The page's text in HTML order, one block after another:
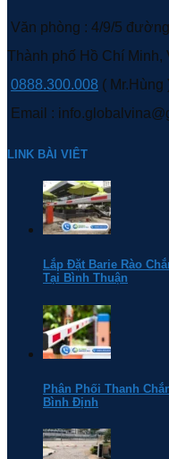
Văn phòng : 4/9/5
Thành phố Hồ Chí Minh,
0888.300.008 ( Mr.Hùng
Email :
LINK BÀI VIÊT
Lắp Đặt Barie Rào
Tại Bình Thuận
Phân Phối Thanh
Bình Định